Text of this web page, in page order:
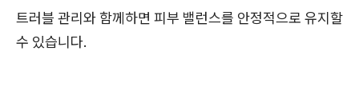
트러블 관리와 함께하면 피부 밸런스를 안정적으로 유지할
수 있습니다.